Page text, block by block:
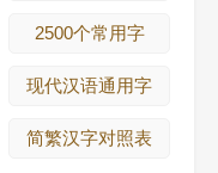
2500个常用字
现代汉语通用字
简繁汉字对照表